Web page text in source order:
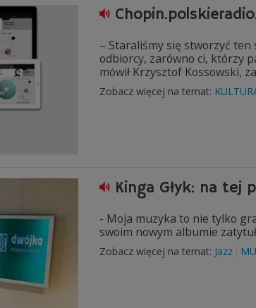
– Staraliśmy się stworzyć ten
odbiorcy, zarówno ci, którzy
mówił Krzysztof Kossowski,
Zobacz więcej na temat:
Kinga Głyk: na tej
- Moja muzyka to nie tylko
swoim nowym albumie
Zobacz więcej na temat: Jazz